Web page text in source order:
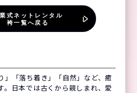
式ネットレンタル
袴一覧へ戻る
」「落ち着き」「自然」など、癒
。日本では古くから親しまれ、愛